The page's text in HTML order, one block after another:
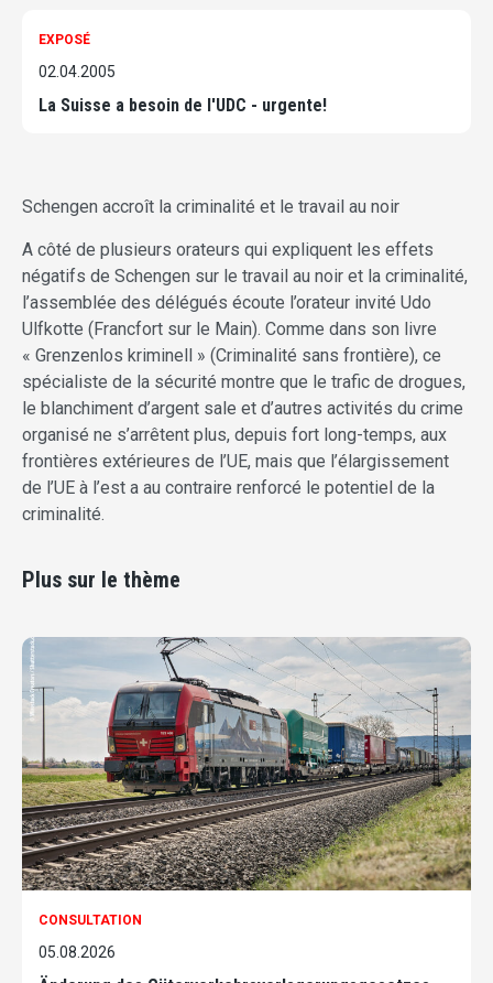
EXPOSÉ
02.04.2005
La Suisse a besoin de l'UDC - urgente!
Schengen accroît la criminalité et le travail au noir
A côté de plusieurs orateurs qui expliquent les effets
négatifs de Schengen sur le travail au noir et la criminalité,
l’assemblée des délégués écoute l’orateur invité Udo
Ulfkotte (Francfort sur le Main). Comme dans son livre
« Grenzenlos kriminell » (Criminalité sans frontière), ce
spécialiste de la sécurité montre que le trafic de drogues,
le blanchiment d’argent sale et d’autres activités du crime
organisé ne s’arrêtent plus, depuis fort long-temps, aux
frontières extérieures de l’UE, mais que l’élargissement
de l’UE à l’est a au contraire renforcé le potentiel de la
criminalité.
Plus sur le thème
CONSULTATION
05.08.2026